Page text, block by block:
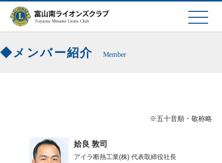
メンバー紹介 Member
※五十音順・敬称略
姶良 敦司
アイラ断熱工業(株) 代表取締役社長